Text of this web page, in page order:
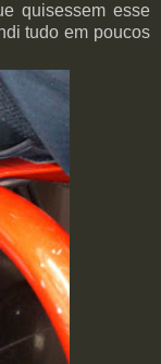
quisessem esse
tudo em poucos